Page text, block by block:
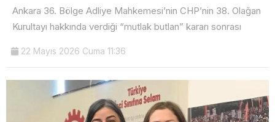
Ankara 36. Bölge Adliye Mahkemesi’nin CHP’nin 38. Olağan
Kurultayı hakkında verdiği “mutlak butlan” kararı sonrası
22 Mayıs 2026 Cuma 11:36